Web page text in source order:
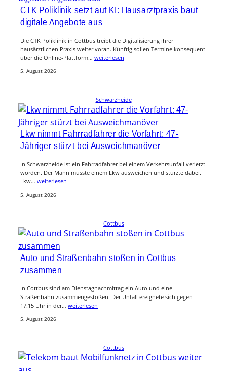
CTK Poliklinik setzt auf KI: Hausarztpraxis baut
digitale Angebote aus
Die CTK Poliklinik in Cottbus treibt die Digitalisierung ihrer
hausärztlichen Praxis weiter voran. Künftig sollen Termine konsequent
über die Online-Plattform… weiterlesen
5. August 2026
Schwarzheide
Lkw nimmt Fahrradfahrer die Vorfahrt: 47-
Jähriger stürzt bei Ausweichmanöver
In Schwarzheide ist ein Fahrradfahrer bei einem Verkehrsunfall verletzt
worden. Der Mann musste einem Lkw ausweichen und stürzte dabei.
Lkw… weiterlesen
5. August 2026
Cottbus
Auto und Straßenbahn stoßen in Cottbus
zusammen
In Cottbus sind am Dienstagnachmittag ein Auto und eine
Straßenbahn zusammengestoßen. Der Unfall ereignete sich gegen
17:15 Uhr in der… weiterlesen
5. August 2026
Cottbus